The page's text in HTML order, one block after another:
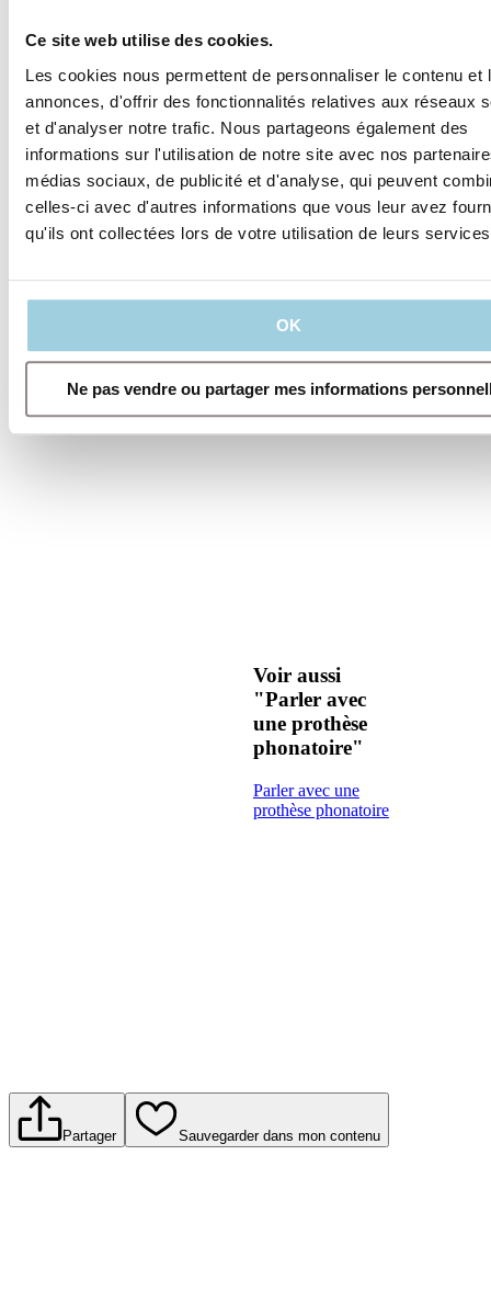
Ce site web utilise des cookies.
Les cookies nous permettent de personnaliser le contenu et
annonces, d'offrir des fonctionnalités relatives aux réseaux
et d'analyser notre trafic. Nous partageons également des
informations sur l'utilisation de notre site avec nos
médias sociaux, de publicité et d'analyse, qui peuvent
celles-ci avec d'autres informations que vous leur avez
qu'ils ont collectées lors de votre utilisation de leurs
OK
Ne pas vendre ou partager mes informations
peuvent vous aider à
surmonter cela en
vous concentrant sur
différentes façons de
rendre votre voix
aussi claire et
intelligible que
possible. Découvrez
quelques-uns des
pouvez faire pour
entraîner votre voix
Voir aussi
"Parler avec
une prothèse
phonatoire"
Parler avec une
prothèse phonatoire
Partager Sauvegarder dans mon contenu